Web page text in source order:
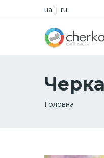
ua | ru
Рядок
Головна